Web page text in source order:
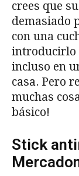
crees que
demasiado
con una
introducirlo
incluso en
casa. Pero
muchas
básico!
Stick